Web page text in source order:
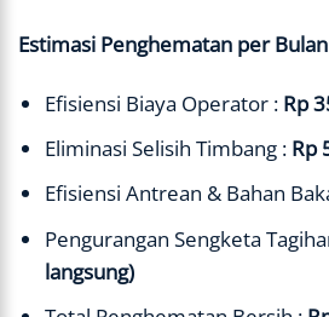
Estimasi Penghematan per Bulan
Efisiensi Biaya Operator : Rp
Eliminasi Selisih Timbang : Rp
Efisiensi Antrean & Bahan
Pengurangan Sengketa
langsung)